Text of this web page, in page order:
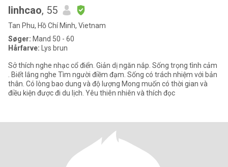
linhcao, 55
Tan Phu, Hồ Chí Minh, Vietnam
Søger: Mand 50 - 60
Hårfarve: Lys brun
Sở thích nghe nhạc cổ điển. Giản dị ngăn nắp. Sống trọng tình cảm
. Biết lắng nghe Tìm người điềm đạm. Sống có trách nhiệm với bản
thân. Có lòng bao dung và độ lượng Mong muốn có thời gian và
điều kiện được đi du lịch. Yêu thiên nhiên và thích đọc